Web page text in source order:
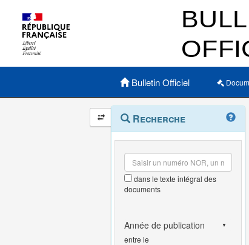
Menu principal
Bulletin Officiel
Navigation
et
outils
annexes
Menu
contextuel
Recherche
dans le texte intégral des
documents
entre le